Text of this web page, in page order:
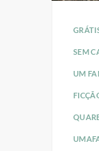
SEM
UM